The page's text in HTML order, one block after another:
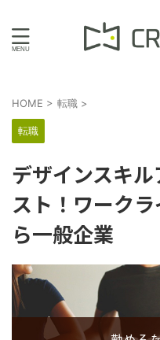
HOME > 転職 >
転職
デザインスキ
スト！ワーク
ら一般企業